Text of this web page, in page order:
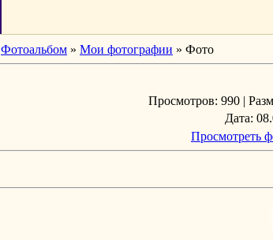
Фотоальбом » Мои фотографии » Фото
Просмотров: 990 |
Дата:
Просмотреть